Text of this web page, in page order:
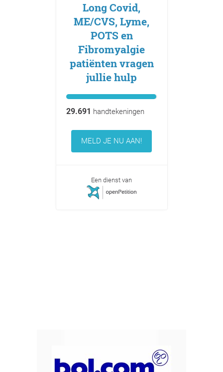
Long Covid,
ME/CVS, Lyme,
POTS en
Fibromyalgie
patiënten vragen
jullie hulp
29.691 handtekeningen
MELD JE NU AAN!
Een dienst van